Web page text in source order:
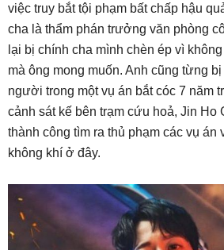
việc truy bắt tội phạm bất chấp hậu
cha là thẩm phán trưởng văn phòng
lại bị chính cha mình chèn ép vì
mà ông mong muốn. Anh cũng từng
người trong một vụ án bắt cóc 7 năm
cảnh sát kế bên trạm cứu hoả, Jin Ho
thành công tìm ra thủ phạm các vụ án
không khí ở đây.